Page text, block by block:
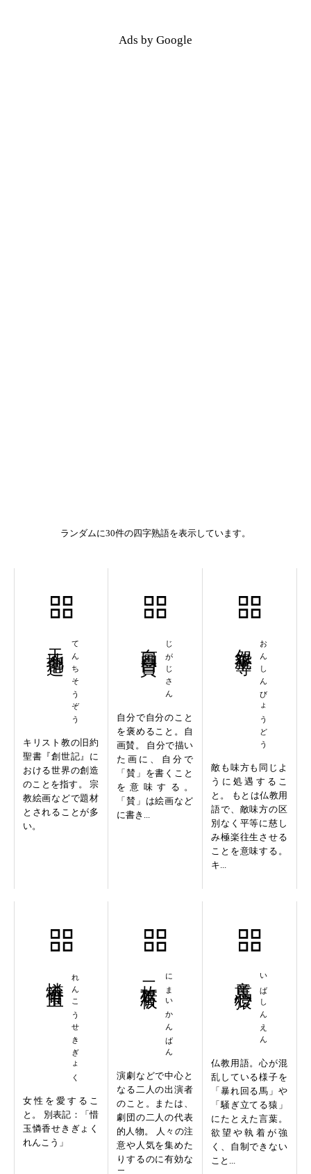
Ads by Google
ランダムに30件の四字熟語を表示しています。
てんちそうぞう
キリスト教の旧約
聖書『創世記』に
おける世界の創造
のことを指す。 宗
教絵画などで題材
とされることが多
い。
じがじさん
自分で自分のこと
を褒めること。自
画賛。 自分で描い
た画に、自分で
「賛」を書くこと
を意味する。
「賛」は絵画など
に書き...
おんしんびょうどう
敵も味方も同じよ
うに処遇するこ
と。 もとは仏教用
語で、敵味方の区
別なく平等に慈し
み極楽往生させる
ことを意味する。
キ...
れんこうせきぎょく
女性を愛するこ
と。 別表記：「惜
玉憐香せきぎょく
れんこう」
にまいかんばん
演劇などで中心と
なる二人の出演者
のこと。または、
劇団の二人の代表
的人物。 人々の注
意や人気を集めた
りするのに有効な
いばしんえん
仏教用語。心が混
乱している様子を
「暴れ回る馬」や
「騒ぎ立てる猿」
にたとえた言葉。
欲望や執着が強
く、自制できない
こと...